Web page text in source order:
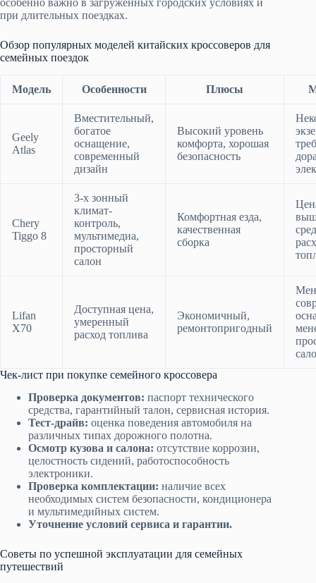
при длительных поездках.
Обзор популярных моделей китайских кроссоверов для
семейных поездок
Модель Особенности Плюсы
Geely
Atlas
Вместительный,
богатое
оснащение,
современный
дизайн
Высокий уровень
комфорта, хорошая
безопасность
Chery
Tiggo 8
3-х зонный
климат-
контроль,
мультимедиа,
просторный
салон
Комфортная езда,
качественная
сборка
Lifan
X70
Доступная цена,
умеренный
расход топлива
Экономичный,
ремонтопригодный
Чек-лист при покупке семейного кроссовера
Проверка документов: паспорт технического
средства, гарантийный талон, сервисная история.
Тест-драйв: оценка поведения автомобиля на
различных типах дорожного полотна.
Осмотр кузова и салона: отсутствие коррозии,
целостность сидений, работоспособность
электроники.
Проверка комплектации: наличие всех
необходимых систем безопасности, кондиционера
и мультимедийных систем.
Уточнение условий сервиса и гарантии.
Советы по успешной эксплуатации для семейных
путешествий